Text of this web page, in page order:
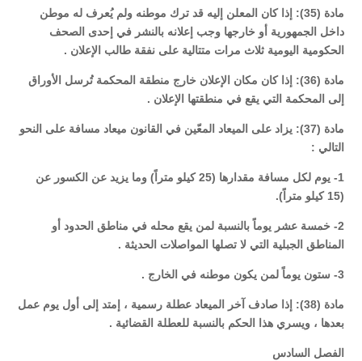
مادة (35): إذا كان المعلن إليه قد ترك موطنه ولم يُعرف له موطن
داخل الجمهورية أو خارجها وجب إعلانه بالنشر في إحدى الصحف
الحكومية اليومية ثلاث مرات متتالية على نفقة طالب الإعلان .
مادة (36): إذا كان مكان الإعلان خارج منطقة المحكمة تُرسل الأوراق
إلى المحكمة التي يقع في منطقتها الإعلان .
مادة (37): يزاد على الميعاد المعّين في القانون ميعاد مسافة على النحو
التالي :
1- يوم لكل مسافة مقدارها (25 كيلو متراً) وما يزيد عن الكسور عن
(15 كيلو متراً).
2- خمسة عشر يوماً بالنسبة لمن يقع محله في مناطق الحدود أو
المناطق الجبلية التي لا تصلها المواصلات الحديثة .
3- ستون يوماً لمن يكون موطنه في الخارج .
مادة (38): إذا صادف آخر الميعاد عطلة رسمية ، إمتد إلى أول يوم عمل
بعدها ، ويسري هذا الحكم بالنسبة للعطلة القضائية .
الفصل السادس